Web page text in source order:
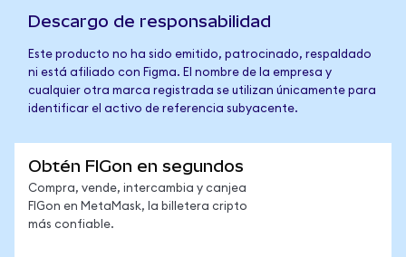
Descargo de responsabilidad
Este producto no ha sido emitido, patrocinado, respaldado
ni está afiliado con Figma. El nombre de la empresa y
cualquier otra marca registrada se utilizan únicamente para
identificar el activo de referencia subyacente.
Obtén FIGon en segundos
Compra, vende, intercambia y canjea
FIGon en MetaMask, la billetera cripto
más confiable.